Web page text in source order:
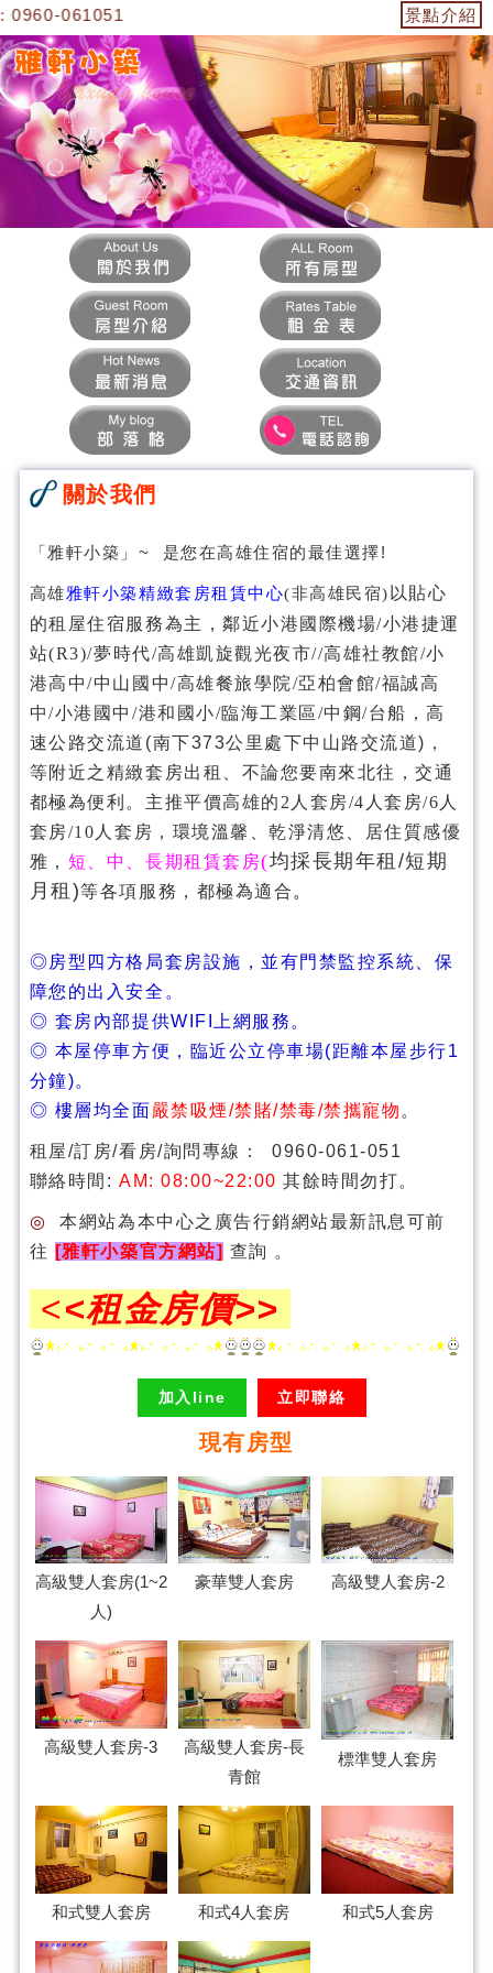
061051 景點介紹
關於我們
「雅軒小築」~ 是您在高雄住宿的最佳選擇!
高雄雅軒小築精緻套房租賃中心(非高雄民宿) 以貼心
的租屋住宿服務為主，鄰近小港國際機場/小港捷運
站(R3)/夢時代/高雄凱旋觀光夜市//高雄社教館/小
港高中/中山國中/高雄餐旅學院/亞柏會館/福誠高
中/小港國中/港和國小/臨海工業區/中鋼/台船 ，高
速公路交流道(南下373公里處下中山路交流道)，
等附近之精緻套房出租、 不論您要南來北往，交通
都極為便利。 主推平價高雄的2人套房/4人套房/6人
套房/10人套房， 環境溫馨、乾淨清悠、居住質感優
雅， 短、中、長期租賃套房(均採長期年租/短期
月租)等各項服務， 都極為適合 。
◎房型四方格局套房設施，並有門禁監控系統、保
障您的出入安全。
◎ 套房內部提供WIFI上網服務。
◎ 本屋停車方便，臨近公立停車場(距離本屋步行1
分鐘)。
◎ 樓層均全面嚴禁吸煙/禁賭/禁毒/禁攜寵物 。
租屋/訂房/看房/詢問專線：
0960-061-051
聯絡時間: AM: 08:00~22:00其餘時間勿打。
◎
本網站為本中心之廣告行銷網站最新訊息可前
往
[雅軒小築官方網站] 查詢 。
<<租金房價>>
加入line 立即聯絡
現有房型
高級雙人套房(1~2
人)
豪華雙人套房 高級雙人套房-2
高級雙人套房-3
高級雙人套房-長
青館
標準雙人套房
和式雙人套房 和式4人套房 和式5人套房